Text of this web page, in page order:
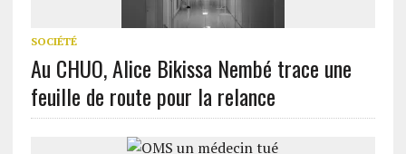
SOCIÉTÉ
Au CHUO, Alice Bikissa Nembé trace une
feuille de route pour la relance